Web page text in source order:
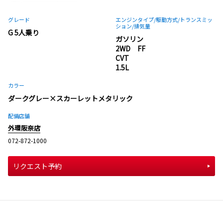
グレード
G 5人乗り
エンジンタイプ/駆動方式/トランスミッ
ション/排気量
ガソリン
2WD FF
CVT
1.5L
カラー
ダークグレー×スカーレットメタリック
配備店舗
外環阪奈店
072-872-1000
リクエスト予約